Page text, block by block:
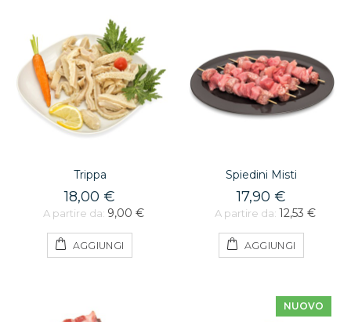
Trippa
18,00 €
A partire da: 9,00 €
AGGIUNGI
Spiedini Misti
17,90 €
A partire da: 12,53 €
AGGIUNGI
NUOVO